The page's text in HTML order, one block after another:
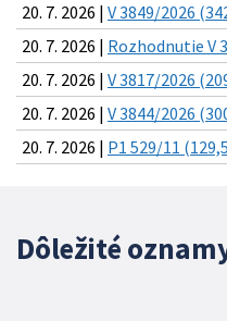
20. 7. 2026 | V 3849/2026
20. 7. 2026 | Rozhodnutie V
20. 7. 2026 | V 3817/2026
20. 7. 2026 | V 3844/2026
20. 7. 2026 | P1 529/11
Dôležité